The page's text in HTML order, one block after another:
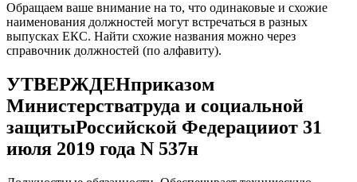
Обращаем ваше внимание на то, что одинаковые и схожие
наименования должностей могут встречаться в разных
выпусках ЕКС. Найти схожие названия можно через
справочник должностей (по алфавиту).
УТВЕРЖДЕНприказом
Министерстватруда и социальной
защитыРоссийской Федерацииот 31
июля 2019 года N 537н